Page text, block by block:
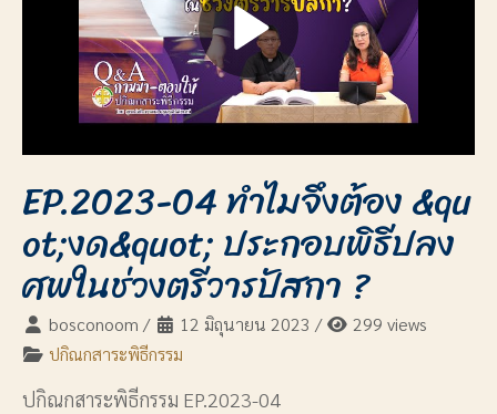
EP.2023-04 ทำไมจึงต้อง &qu
ot;งด&quot; ประกอบพิธีปลง
ศพในช่วงตรีวารปัสกา ?
bosconoom / 12 มิถุนายน 2023 /
299 views
ปกิณกสาระพิธีกรรม
ปกิณกสาระพิธีกรรม EP.2023-04